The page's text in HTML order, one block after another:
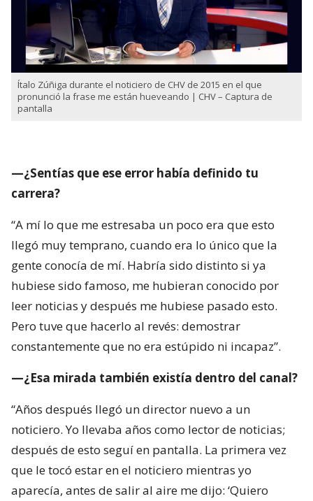
Ítalo Zúñiga durante el noticiero de CHV de 2015 en el que
pronunció la frase me están hueveando | CHV – Captura de
pantalla
—¿Sentías que ese error había definido tu
carrera?
“A mí lo que me estresaba un poco era que esto
llegó muy temprano, cuando era lo único que la
gente conocía de mí. Habría sido distinto si ya
hubiese sido famoso, me hubieran conocido por
leer noticias y después me hubiese pasado esto.
Pero tuve que hacerlo al revés: demostrar
constantemente que no era estúpido ni incapaz”.
—¿Esa mirada también existía dentro del canal?
“Años después llegó un director nuevo a un
noticiero. Yo llevaba años como lector de noticias;
después de esto seguí en pantalla. La primera vez
que le tocó estar en el noticiero mientras yo
aparecía, antes de salir al aire me dijo: ‘Quiero